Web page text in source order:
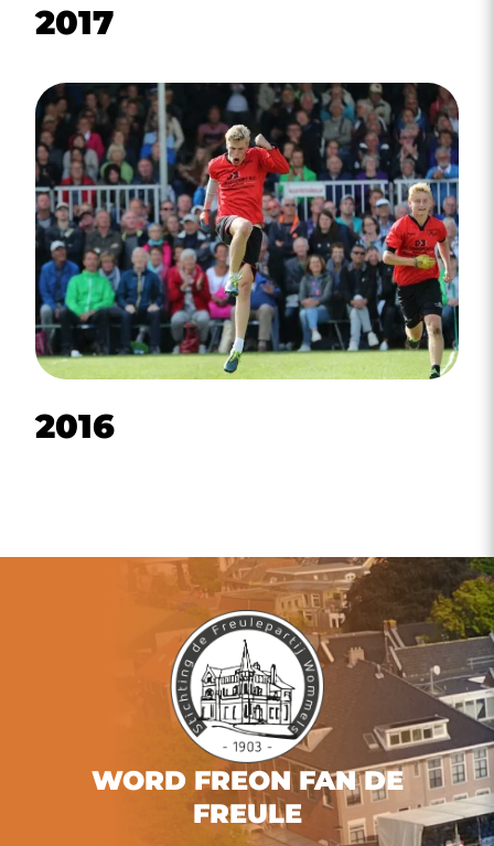
2017
2016
WORD FREON FAN DE
FREULE